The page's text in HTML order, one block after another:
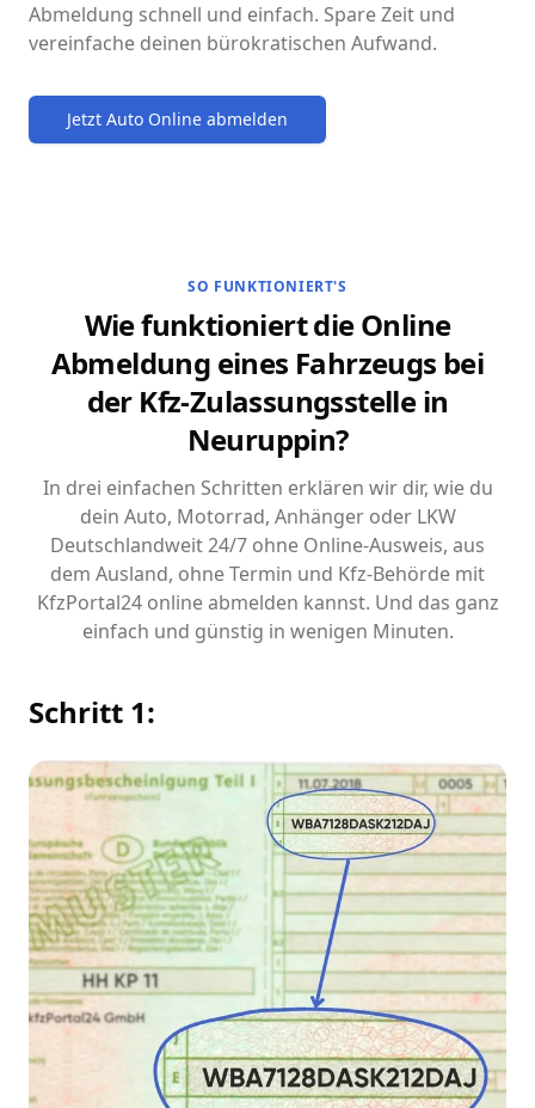
Abmeldung schnell und einfach. Spare Zeit und
vereinfache deinen bürokratischen Aufwand.
Jetzt Auto Online abmelden
SO FUNKTIONIERT'S
Wie funktioniert die Online
Abmeldung eines Fahrzeugs bei
der Kfz-Zulassungsstelle in
Neuruppin?
In drei einfachen Schritten erklären wir dir, wie du
dein Auto, Motorrad, Anhänger oder LKW
Deutschlandweit 24/7 ohne Online-Ausweis, aus
dem Ausland, ohne Termin und Kfz-Behörde mit
KfzPortal24 online abmelden kannst. Und das ganz
einfach und günstig in wenigen Minuten.
Schritt 1: